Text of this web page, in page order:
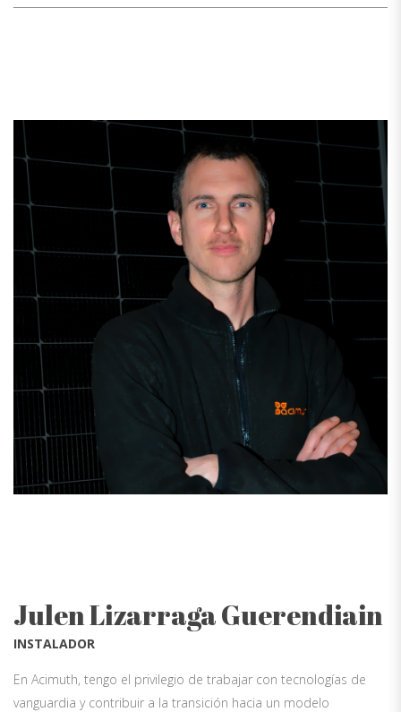
Julen Lizarraga Guerendiain
INSTALADOR
En Acimuth, tengo el privilegio de trabajar con tecnologías de
vanguardia y contribuir a la transición hacia un modelo